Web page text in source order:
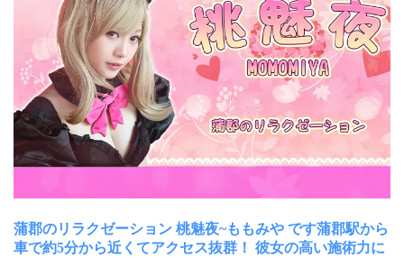
蒲郡のリラクゼーション 桃魅夜~ももみや です蒲郡駅から
車で約5分から近くてアクセス抜群！ 彼女の高い施術力に